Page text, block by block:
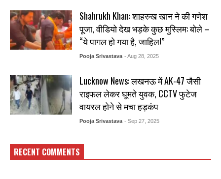
Shahrukh Khan: शाहरुख खान ने की गणेश
पूजा, वीडियो देख भड़के कुछ मुस्लिम: बोले –
“ये पागल हो गया है, जाहिल!”
Pooja Srivastava - Aug 28, 2025
Lucknow News: लखनऊ में AK-47 जैसी
राइफल लेकर घूमते युवक, CCTV फुटेज
वायरल होने से मचा हड़कंप
Pooja Srivastava - Sep 27, 2025
RECENT COMMENTS